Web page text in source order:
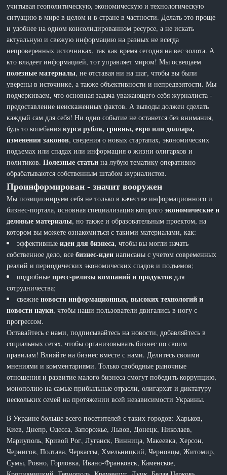
учитывая геополитическую, экономическую и технологическую
ситуацию в мире в целом и в стране в частности. Делать это проще
и удобнее на одном консолидированном ресурсе, а не искать
актуальную и свежую информацию на разных не всегда
непроверенных источниках, так как время сегодня на вес золота. А
кто владеет информацией, тот управляет миром! Мы освещаем
полезные материалы, не отставая ни на шаг, чтобы вы были
уверены в источнике, а также объективности и непредвзятости. Мы
подчеркиваем, что основная задача уважающего себя журналиста -
предоставление неискаженных фактов. А выводы должен сделать
каждый сам для себя! Ни одно событие не останется без внимания,
будь то колебаниякурса рубля, гривны, евро или доллара,
изменения законов, сведения о новых стартапах, экономических
подъемах или спадах или информация о жизни олигархов и
политиков.Полезные статьи на лубую тематику оперативно
обрабатываются собственным штабом журналистов.
Проинформирован - значит вооружен
Мы позиционируем себя не только в качестве информационного и
бизнес-портала, основная специализация которогоэкономические и
деловые материалы, но также и образовательным проектом, на
котором вы можете ознакомиться с такими материалами, как:
эффективныеидеи для бизнеса, чтобы вы могли начать
собственное дело, всебизнес-идеи написаны с учетом современных
реалий и периодических экономических спадов и подъемов;
подробныепресс-релизы компаний и продуктов для
сотрудничества;
свежиеновости информационных, высоких технологий и
новости науки, чтобы наши пользователи двигались в ногу с
прогрессом.
Оставайтесь с нами, подписывайтесь на новости, добавляйтесь в
социальных сетях, чтобы организовывать бизнес по своим
правилам! Влияйте на бизнес вместе с нами. Делитесь своими
мнениями и комментариями. Только свободные рыночные
отношения и развитие малого бизнеса смогут победить коррупцию,
монополию на самые прибыльные отрасли, олигархат и диктатуру
нескольких семей на протяжении всей независимости Украины.
В Украине больше всего посетителей с таких городов: Харьков,
Киев, Днепр, Одесса, Запорожье, Львов, Донецк, Николаев,
Мариуполь, Кривой Рог, Луганск, Винница, Макеевка, Херсон,
Чернигов, Полтава, Черкассы, Хмельницкий, Черновцы, Житомир,
Сумы, Ровно, Горловка, Ивано-Франковск, Каменское,